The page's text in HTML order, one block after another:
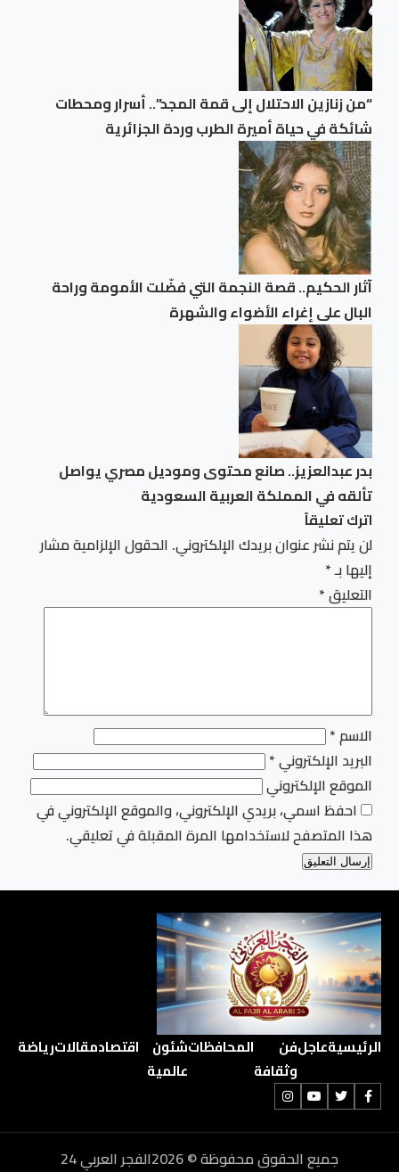
“من زنازين الاحتلال إلى قمة المجد”.. أسرار ومحطات
شائكة في حياة أميرة الطرب وردة الجزائرية
آثار الحكيم.. قصة النجمة التي فضّلت الأمومة وراحة
البال على إغراء الأضواء والشهرة
بدر عبدالعزيز.. صانع محتوى وموديل مصري يواصل
تألقه في المملكة العربية السعودية
اترك تعليقاً
لن يتم نشر عنوان بريدك الإلكتروني. الحقول الإلزامية مشار
إليها بـ*
التعليق*
الاسم*
البريد الإلكتروني*
الموقع الإلكتروني
احفظ اسمي، بريدي الإلكتروني، والموقع الإلكتروني في
هذا المتصفح لاستخدامها المرة المقبلة في تعليقي.
الرئيسيةعاجلفن
وثقافة
المحافظاتشئون
عالمية
اقتصادمقالاترياضة
جميع الحقوق محفوظة © 2026الفجر العربي 24